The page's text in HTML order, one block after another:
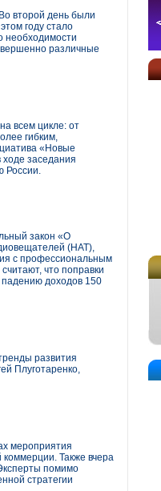
второй день были
году стало
необходимости
различные
всем цикле: от
гибким,
«Новые
заседания
России.
закон «О
(НАТ),
с профессиональным
что поправки
падению доходов 150
развития
Плуготаренко,
мероприятия
Также вчера
помимо
стратегии